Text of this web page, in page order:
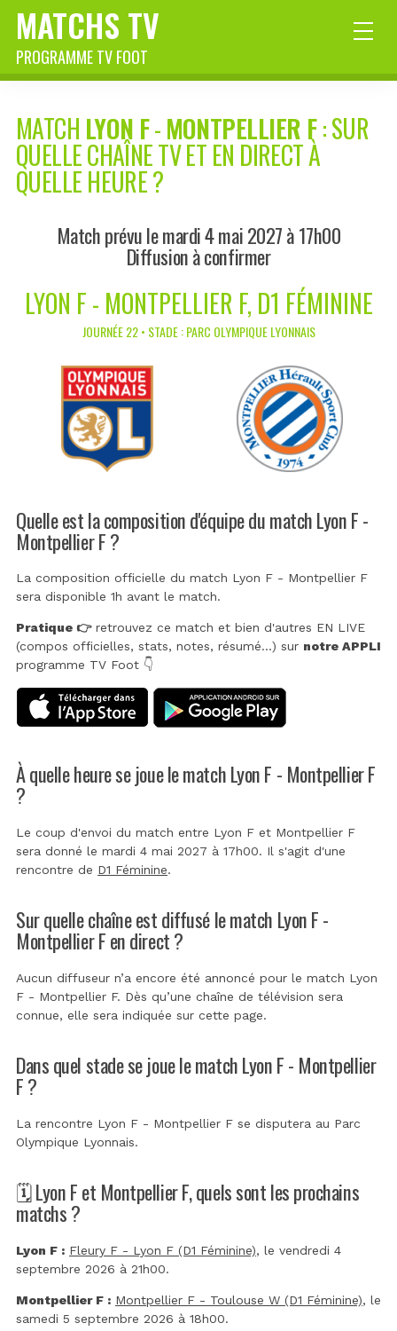
MATCHS TV
PROGRAMME TV FOOT
MATCH LYON F-MONTPELLIER F: SUR
QUELLE CHAÎNE TV ET EN DIRECT À
QUELLE HEURE ?
Match prévu le mardi 4 mai 2027 à 17h00
Diffusion à confirmer
LYON F - MONTPELLIER F, D1 FÉMININE
JOURNÉE 22 • STADE : PARC OLYMPIQUE LYONNAIS
Quelle est la composition d'équipe du match Lyon F -
Montpellier F ?
La composition officielle du match Lyon F - Montpellier F
sera disponible 1h avant le match.
Pratique 👉retrouvez ce match et bien d'autres EN LIVE
(compos officielles, stats, notes, résumé...) sur notre APPLI
programme TV Foot 👇
À quelle heure se joue le match Lyon F - Montpellier F
?
Le coup d'envoi du match entre Lyon F et Montpellier F
sera donné le mardi 4 mai 2027 à 17h00. Il s'agit d'une
rencontre de D1 Féminine.
Sur quelle chaîne est diffusé le match Lyon F -
Montpellier F en direct ?
Aucun diffuseur n’a encore été annoncé pour le match Lyon
F - Montpellier F. Dès qu’une chaîne de télévision sera
connue, elle sera indiquée sur cette page.
Dans quel stade se joue le match Lyon F - Montpellier
F ?
La rencontre Lyon F - Montpellier F se disputera au Parc
Olympique Lyonnais.
🗓️ Lyon F et Montpellier F, quels sont les prochains
matchs ?
Lyon F : Fleury F - Lyon F (D1 Féminine), le vendredi 4
septembre 2026 à 21h00.
Montpellier F : Montpellier F - Toulouse W (D1 Féminine), le
samedi 5 septembre 2026 à 18h00.